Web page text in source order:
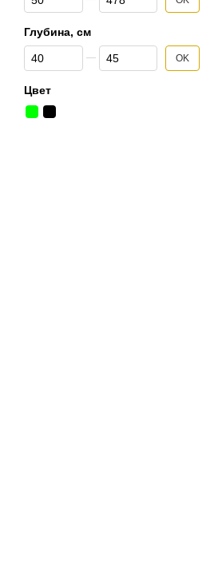
Глубина, см
От Глубина, см
До Глубина, см OK
Цвет